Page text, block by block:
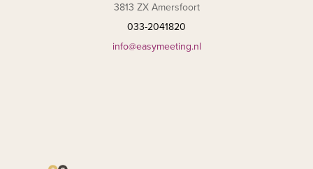
3813 ZX Amersfoort
033-2041820
info@easymeeting.nl